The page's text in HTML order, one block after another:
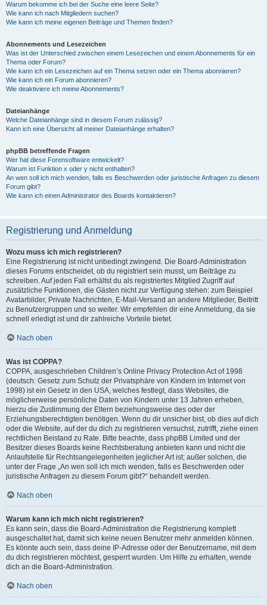
Warum bekomme ich bei der Suche eine leere Seite?
Wie kann ich nach Mitgliedern suchen?
Wie kann ich meine eigenen Beiträge und Themen finden?
Abonnements und Lesezeichen
Was ist der Unterschied zwischen einem Lesezeichen und einem Abonnements für ein
Thema oder Forum?
Wie kann ich ein Lesezeichen auf ein Thema setzen oder ein Thema abonnieren?
Wie kann ich ein Forum abonnieren?
Wie deaktiviere ich meine Abonnements?
Dateianhänge
Welche Dateianhänge sind in diesem Forum zulässig?
Kann ich eine Übersicht all meiner Dateianhänge erhalten?
phpBB betreffende Fragen
Wer hat diese Forensoftware entwickelt?
Warum ist Funktion x oder y nicht enthalten?
An wen soll ich mich wenden, falls es Beschwerden oder juristische Anfragen zu diesem
Forum gibt?
Wie kann ich einen Administrator des Boards kontaktieren?
Registrierung und Anmeldung
Wozu muss ich mich registrieren?
Eine Registrierung ist nicht unbedingt zwingend. Die Board-Administration
dieses Forums entscheidet, ob du registriert sein musst, um Beiträge zu
schreiben. Auf jeden Fall erhältst du als registriertes Mitglied Zugriff auf
zusätzliche Funktionen, die Gästen nicht zur Verfügung stehen: zum Beispiel
Avatarbilder, Private Nachrichten, E-Mail-Versand an andere Mitglieder, Beitritt
zu Benutzergruppen und so weiter. Wir empfehlen dir eine Anmeldung, da sie
schnell erledigt ist und dir zahlreiche Vorteile bietet.
Nach oben
Was ist COPPA?
COPPA, ausgeschrieben Children’s Online Privacy Protection Act of 1998
(deutsch: Gesetz zum Schutz der Privatsphäre von Kindern im Internet von
1998) ist ein Gesetz in den USA, welches festlegt, dass Websites, die
möglicherweise persönliche Daten von Kindern unter 13 Jahren erheben,
hierzu die Zustimmung der Eltern beziehungsweise des oder der
Erziehungsberechtigten benötigen. Wenn du dir unsicher bist, ob dies auf dich
oder die Website, auf der du dich zu registrieren versuchst, zutrifft, ziehe einen
rechtlichen Beistand zu Rate. Bitte beachte, dass phpBB Limited und der
Besitzer dieses Boards keine Rechtsberatung anbieten kann und nicht die
Anlaufstelle für Rechtsangelegenheiten jeglicher Art ist; außer solchen, die
unter der Frage „An wen soll ich mich wenden, falls es Beschwerden oder
juristische Anfragen zu diesem Forum gibt?“ behandelt werden.
Nach oben
Warum kann ich mich nicht registrieren?
Es kann sein, dass die Board-Administration die Registrierung komplett
ausgeschaltet hat, damit sich keine neuen Benutzer mehr anmelden können.
Es könnte auch sein, dass deine IP-Adresse oder der Benutzername, mit dem
du dich registrieren möchtest, gesperrt wurden. Um Hilfe zu erhalten, wende
dich an die Board-Administration.
Nach oben